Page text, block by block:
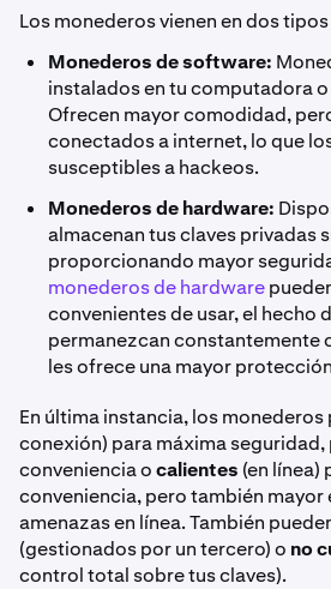
Los monederos vienen en dos
Monederos de software:
instalados en tu computadora
Ofrecen mayor comodidad,
conectados a internet, lo que
susceptibles a hackeos.
Monederos de hardware:
almacenan tus claves privadas
proporcionando mayor
monederos de hardware
convenientes de usar, el hecho
permanezcan constantemente
les ofrece una mayor
En última instancia, los monederos
conexión) para máxima seguridad,
conveniencia ocalientes (en línea)
conveniencia, pero también mayor
amenazas en línea. También
(gestionados por un tercero) o no
control total sobre tus claves).